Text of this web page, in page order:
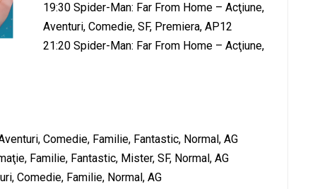
19:30 Spider-Man: Far From Home – Acţiune,
Aventuri, Comedie, SF, Premiera, AP12
21:20 Spider-Man: Far From Home – Acţiune,
Comedie, Familie, Fantastic, Normal, AG
Familie, Fantastic, Mister, SF, Normal, AG
Comedie, Familie, Normal, AG